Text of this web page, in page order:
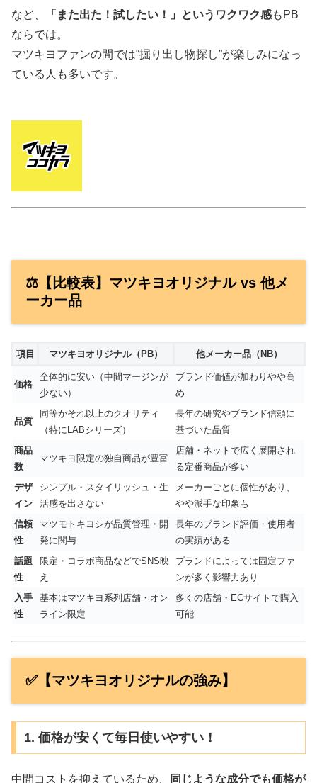
など、 「また出た！試したい！」というワクワク感もPB
ならでは。
マツキヨファンの間では“掘り出し物探し”が楽しみになっ
ている人も多いです。
⚖️【比較表】マツキヨオリジナル vs 他メ
ーカー品
項目 マツキヨオリジナル（PB） 他メーカー品（NB）
価格
全体的に安い（中間マージンが
少ない）
ブランド価値が加わりやや高
め
品質
同等かそれ以上のクオリティ
（特にLABシリーズ）
長年の研究やブランド信頼に
基づいた品質
商品
数
マツキヨ限定の独自商品が豊富
店舗・ネットで広く展開され
る定番商品が多い
デザ
イン
シンプル・スタイリッシュ・生
活感を出さない
メーカーごとに個性があり、
やや派手な印象も
信頼
性
マツモトキヨシが品質管理・開
発に関与
長年のブランド評価・使用者
の実績がある
話題
性
限定・コラボ商品などでSNS映
え
ブランドによっては固定ファ
ンが多く影響力あり
入手
性
基本はマツキヨ系列店舗・オン
ライン限定
多くの店舗・ECサイトで購入
可能
✅【マツキヨオリジナルの強み】
1. 価格が安くて毎日使いやすい！
中間コストを抑えているため、 同じような成分でも価格が